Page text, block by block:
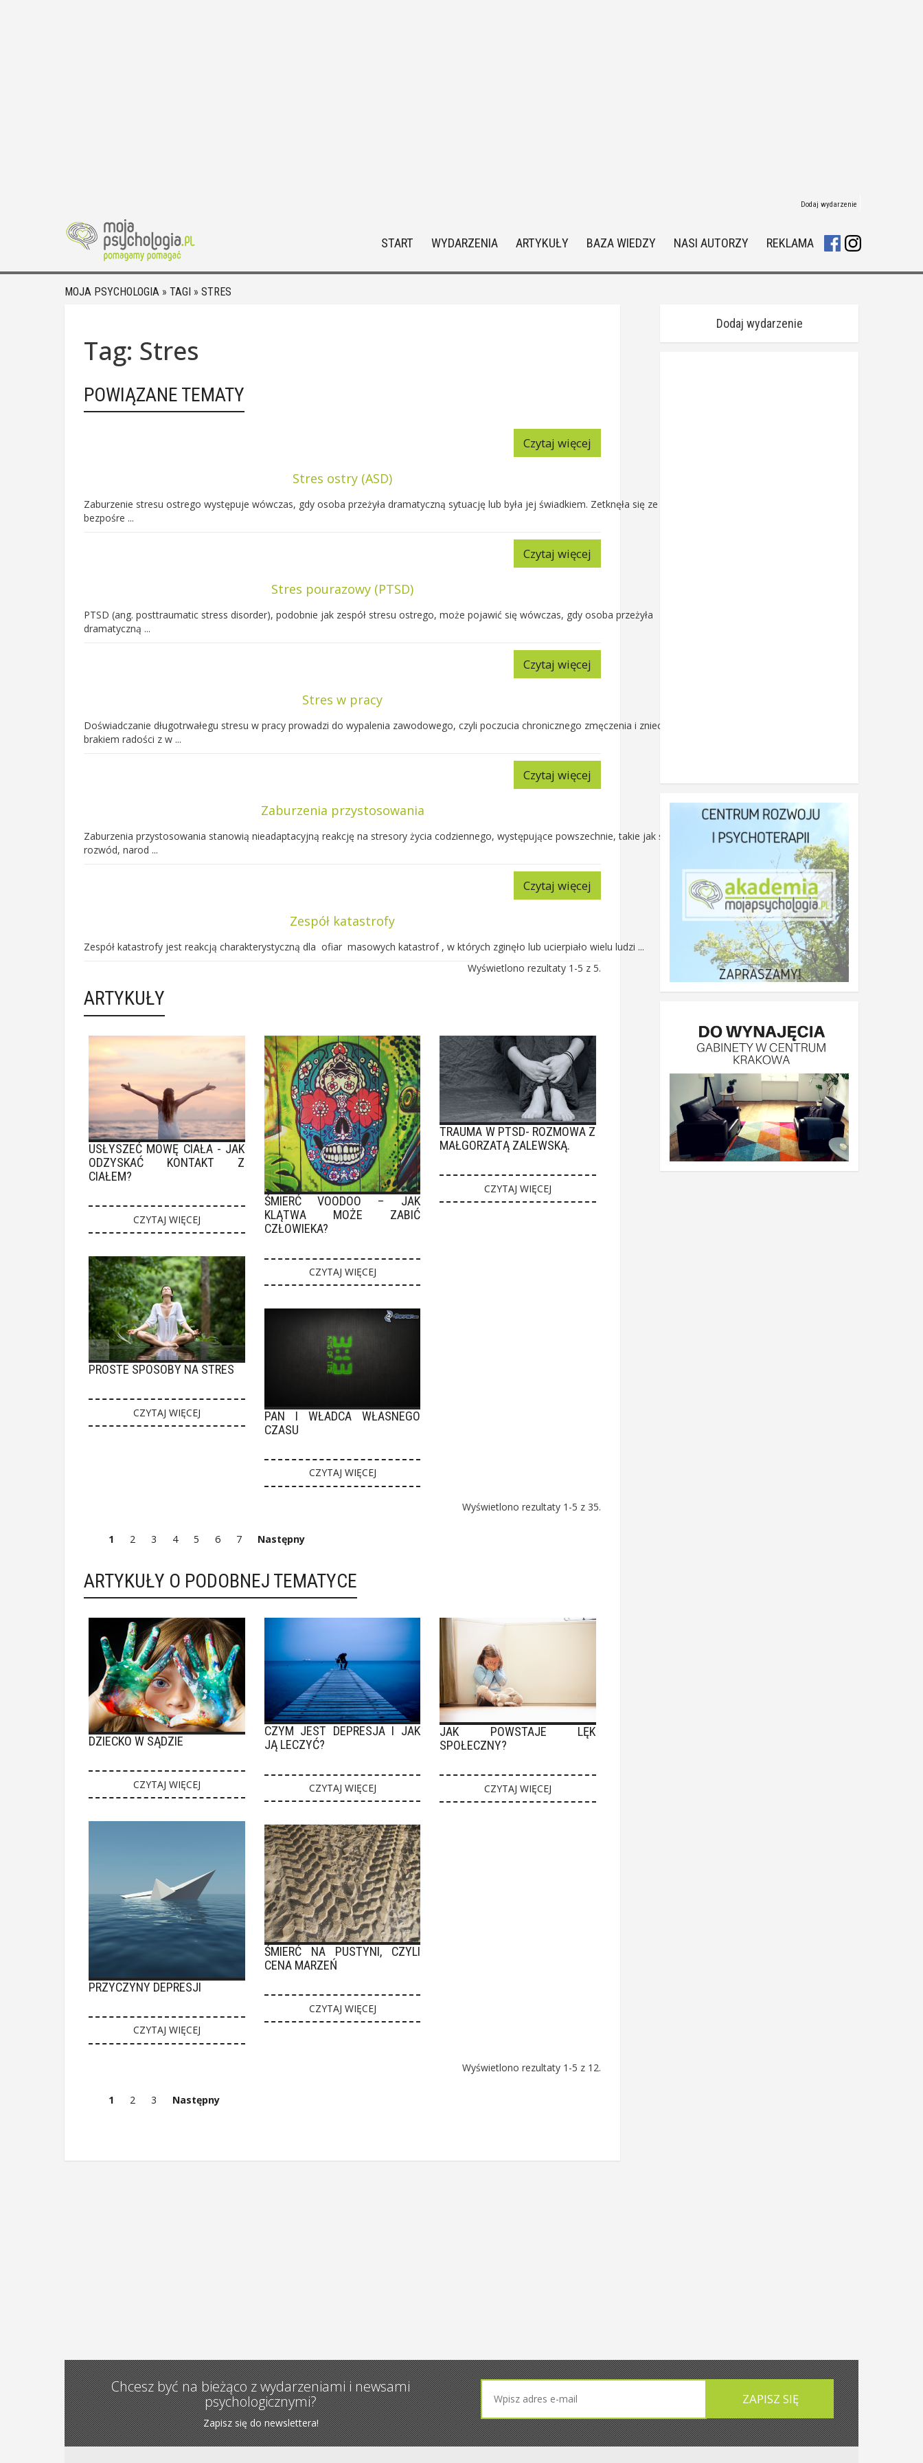
Dodaj wydarzenie
START WYDARZENIA ARTYKUŁY BAZA WIEDZY NASI AUTORZY REKLAMA
MOJA PSYCHOLOGIA » TAGI » STRES
Tag: Stres
POWIĄZANE TEMATY
Czytaj więcej
Stres ostry (ASD)
Zaburzenie stresu ostrego występuje wówczas, gdy osoba przeżyła dramatyczną sytuację lub była jej świadkiem. Zetknęła się ze śmiercią,
bezpośre ...
Czytaj więcej
Stres pourazowy (PTSD)
PTSD (ang. posttraumatic stress disorder), podobnie jak zespół stresu ostrego, może pojawić się wówczas, gdy osoba przeżyła
dramatyczną ...
Czytaj więcej
Stres w pracy
Doświadczanie długotrwałegu stresu w pracy prowadzi do wypalenia zawodowego, czyli poczucia chronicznego zmęczenia i zniechęcenia,
brakiem radości z w ...
Czytaj więcej
Zaburzenia przystosowania
Zaburzenia przystosowania stanowią nieadaptacyjną reakcję na stresory życia codziennego, występujące powszechnie, takie jak ślub,
rozwód, narod ...
Czytaj więcej
Zespół katastrofy
Zespół katastrofy jest reakcją charakterystyczną dla ofiar masowych katastrof , w których zginęło lub ucierpiało wielu ludzi ...
Wyświetlono rezultaty 1-5 z 5.
ARTYKUŁY
USŁYSZEĆ MOWĘ CIAŁA - JAK
ODZYSKAĆ KONTAKT Z
CIAŁEM?
CZYTAJ WIĘCEJ
PROSTE SPOSOBY NA STRES
CZYTAJ WIĘCEJ
ŚMIERĆ VOODOO – JAK
KLĄTWA MOŻE ZABIĆ
CZŁOWIEKA?
CZYTAJ WIĘCEJ
PAN I WŁADCA WŁASNEGO
CZASU
CZYTAJ WIĘCEJ
TRAUMA W PTSD- ROZMOWA Z
MAŁGORZATĄ ZALEWSKĄ.
CZYTAJ WIĘCEJ
Wyświetlono rezultaty 1-5 z 35.
1 2 3 4 5 6 7 Następny
ARTYKUŁY O PODOBNEJ TEMATYCE
DZIECKO W SĄDZIE
CZYTAJ WIĘCEJ
PRZYCZYNY DEPRESJI
CZYTAJ WIĘCEJ
CZYM JEST DEPRESJA I JAK
JĄ LECZYĆ?
CZYTAJ WIĘCEJ
ŚMIERĆ NA PUSTYNI, CZYLI
CENA MARZEŃ
CZYTAJ WIĘCEJ
JAK POWSTAJE LĘK
SPOŁECZNY?
CZYTAJ WIĘCEJ
Wyświetlono rezultaty 1-5 z 12.
1 2 3 Następny
Dodaj wydarzenie
Chcesz być na bieżąco z wydarzeniami i newsami
psychologicznymi?
Zapisz się do newslettera!